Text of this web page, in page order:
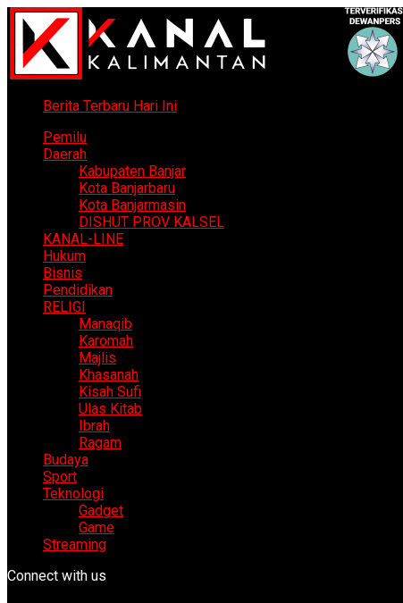
Berita Terbaru Hari Ini
Pemilu
Daerah
Kabupaten Banjar
Kota Banjarbaru
Kota Banjarmasin
DISHUT PROV KALSEL
KANAL-LINE
Hukum
Bisnis
Pendidikan
RELIGI
Manaqib
Karomah
Majlis
Khasanah
Kisah Sufi
Ulas Kitab
Ibrah
Ragam
Budaya
Sport
Teknologi
Gadget
Game
Streaming
Connect with us